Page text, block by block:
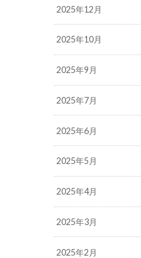
2025年12月
2025年10月
2025年9月
2025年7月
2025年6月
2025年5月
2025年4月
2025年3月
2025年2月